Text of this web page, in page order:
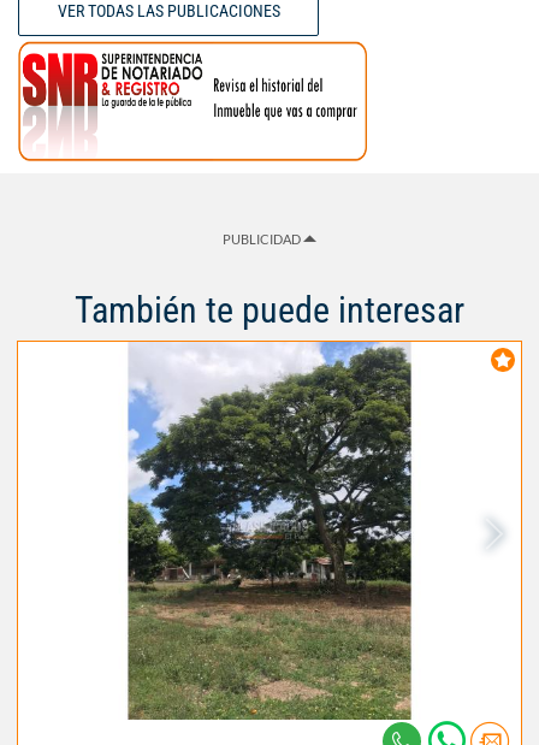
VER TODAS LAS PUBLICACIONES
PUBLICIDAD
También te puede interesar